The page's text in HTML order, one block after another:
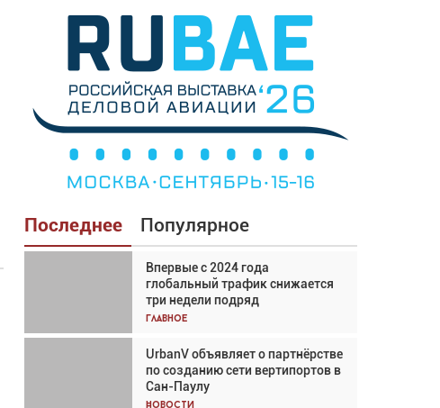
Последнее Популярное
Впервые с 2024 года
глобальный трафик снижается
три недели подряд
Главное
UrbanV объявляет о партнёрстве
по созданию сети вертипортов в
Сан-Паулу
Новости
Взгляд с высоты: тандем
вертолётов и БПЛА в
спасательных операциях
Главное
Авиационный фотограф Дэйв
Кох: «Фотография говорит сама
за себя... а ИИ всё портит»
Новости